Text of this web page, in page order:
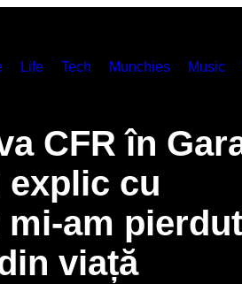
Life Tech Munchies Music
CFR în
explic cu
mi-am pierdut
viață